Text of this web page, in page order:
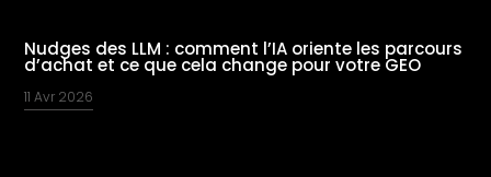
Nudges des LLM : comment l’IA oriente les parcours
d’achat et ce que cela change pour votre GEO
11 Avr 2026